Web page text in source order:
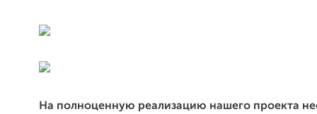
На полноценную реализацию нашего проекта